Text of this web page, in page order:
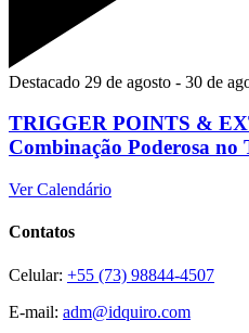
Destacado 29 de agosto - 30 de
TRIGGER POINTS &
Combinação Poderosa
Ver Calendário
Contatos
Celular: +55 (73) 98844-4507
E-mail: adm@idquiro.com